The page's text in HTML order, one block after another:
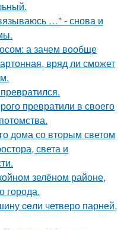
…" - снова и
а зачем вообще
вряд ли сможет
превратили в своего
дома со вторым светом
света и
зелёном районе,
города.
ceли четверо парней,